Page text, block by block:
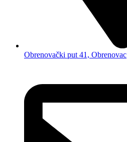
Obrenovački put 41, Obrenovac